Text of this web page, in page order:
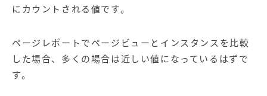
にカウントされる値です。
ページレポートでページビューとインスタンスを比較
した場合、多くの場合は近しい値になっているはずで
す。